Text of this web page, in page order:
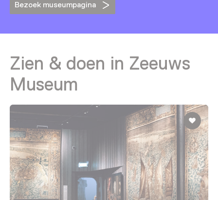
Bezoek museumpagina
Zien & doen in Zeeuws
Museum